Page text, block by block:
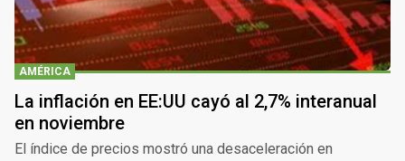
AMÉRICA
La inflación en EE:UU cayó al 2,7% interanual
en noviembre
El índice de precios mostró una desaceleración en